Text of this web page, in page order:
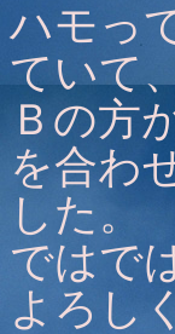
ハモっ
ていて
Ｂの方
を合わ
した。
ではで
よろ